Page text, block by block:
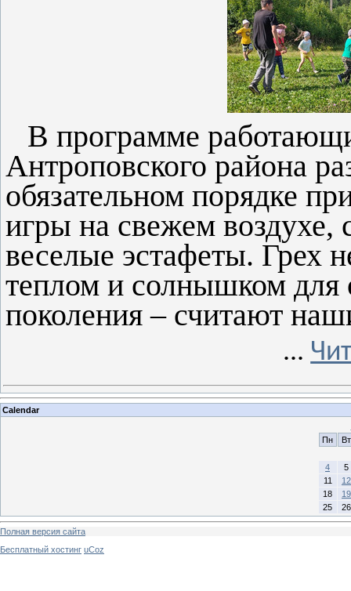
В программе
Антроповского района
обязательном порядке
игры на свежем воздухе,
веселые эстафеты. Грех
теплом и солнышком для
поколения – считают
...
Calendar
Пн
Вт
4
5
11
12
18
19
25
26
Полная версия сайта
Бесплатный хостинг uCoz